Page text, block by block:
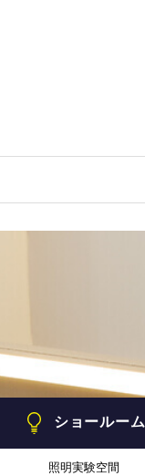
ショールーム
照明実験空間